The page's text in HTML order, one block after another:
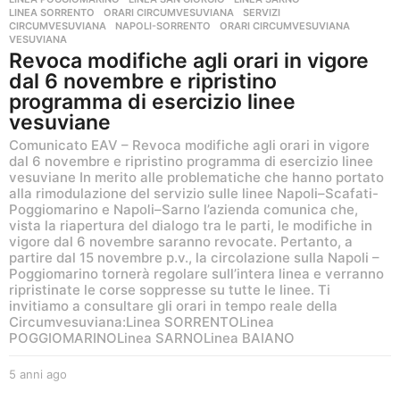
LINEA SORRENTO
,ORARI CIRCUMVESUVIANA ,SERVIZI
CIRCUMVESUVIANA
,NAPOLI-SORRENTO ,ORARI CIRCUMVESUVIANA
VESUVIANA
Revoca modifiche agli orari in vigore
dal 6 novembre e ripristino
programma di esercizio linee
vesuviane
Comunicato EAV – Revoca modifiche agli orari in vigore
dal 6 novembre e ripristino programma di esercizio linee
vesuviane In merito alle problematiche che hanno portato
alla rimodulazione del servizio sulle linee Napoli–Scafati-
Poggiomarino e Napoli–Sarno l’azienda comunica che,
vista la riapertura del dialogo tra le parti, le modifiche in
vigore dal 6 novembre saranno revocate. Pertanto, a
partire dal 15 novembre p.v., la circolazione sulla Napoli –
Poggiomarino tornerà regolare sull’intera linea e verranno
ripristinate le corse soppresse su tutte le linee. Ti
invitiamo a consultare gli orari in tempo reale della
Circumvesuviana:Linea SORRENTOLinea
POGGIOMARINOLinea SARNOLinea BAIANO
5 anni ago